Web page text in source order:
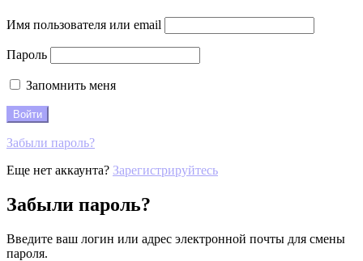
Имя пользователя или email
Пароль
Запомнить меня
Забыли пароль?
Еще нет аккаунта? Зарегистрируйтесь
Забыли пароль?
Введите ваш логин или адрес электронной почты для смены
пароля.